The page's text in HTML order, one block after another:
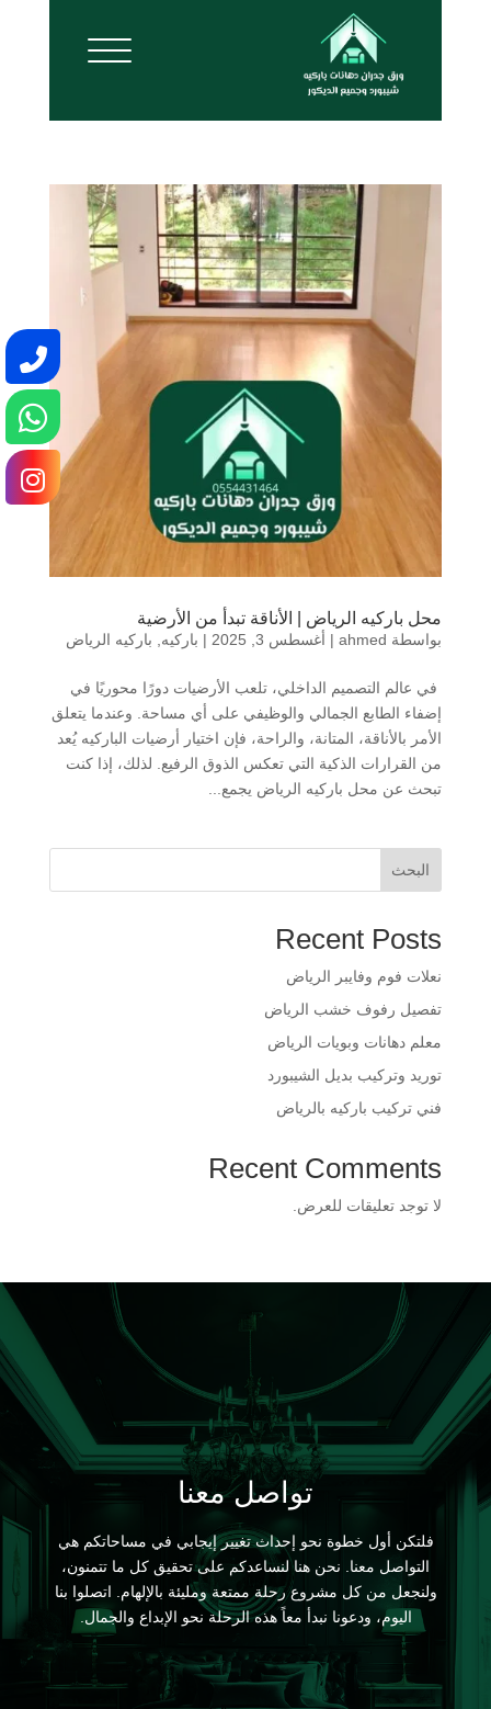
محل باركيه الرياض | الأناقة تبدأ من الأرضية
بواسطة ahmed
| أغسطس 3, 2025 | باركيه, باركيه الرياض
في عالم التصميم الداخلي، تلعب الأرضيات دورًا محوريًا في
إضفاء الطابع الجمالي والوظيفي على أي مساحة. وعندما يتعلق
الأمر بالأناقة، المتانة، والراحة، فإن اختيار أرضيات الباركيه يُعد
من القرارات الذكية التي تعكس الذوق الرفيع. لذلك، إذا كنت
تبحث عن محل باركيه الرياض يجمع...
البحث
Recent Posts
​نعلات فوم وفايبر الرياض
​تفصيل رفوف خشب الرياض
​معلم دهانات وبويات الرياض
​توريد وتركيب بديل الشيبورد
فني تركيب باركيه بالرياض
Recent Comments
لا توجد تعليقات للعرض.
تواصل معنا
فلتكن أول خطوة نحو إحداث تغيير إيجابي في مساحاتكم هي
التواصل معنا. نحن هنا لنساعدكم على تحقيق كل ما تتمنون،
ولنجعل من كل مشروع رحلة ممتعة ومليئة بالإلهام. اتصلوا بنا
اليوم، ودعونا نبدأ معاً هذه الرحلة نحو الإبداع والجمال.